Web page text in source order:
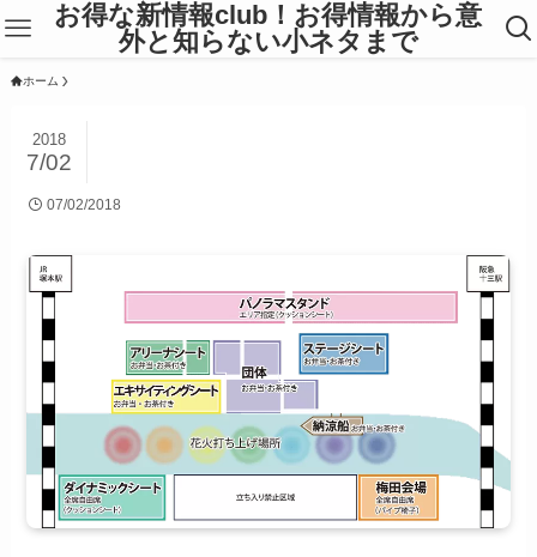
お得な新情報club！お得情報から意
外と知らない小ネタまで
ホーム
2018
7/02
07/02/2018